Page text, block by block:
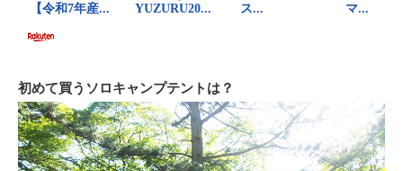
初めて買うソロキャンプテントは？